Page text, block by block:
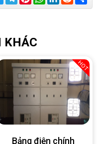
KHÁC
HOT
Bảng điện chính